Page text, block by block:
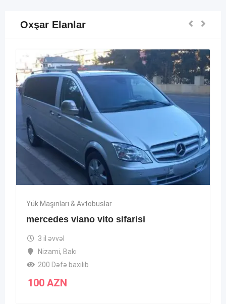
Oxşar Elanlar
Yük Maşınları & Avtobuslar
mercedes viano vito sifarisi
3 il əvvəl
Nizami, Bakı
200 Dəfə baxılıb
100 AZN